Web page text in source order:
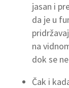
jasan i
da je u
na
dok se
Čak i